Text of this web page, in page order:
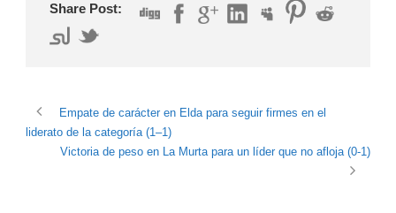
Share Post:
Empate de carácter en Elda para seguir firmes en el
liderato de la categoría (1–1)
Victoria de peso en La Murta para un líder que no afloja (0-1)